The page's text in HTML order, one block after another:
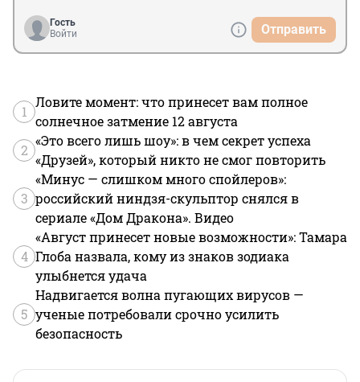
Гость
Войти
Отправить
1
Ловите момент: что принесет вам полное
солнечное затмение 12 августа
2
«Это всего лишь шоу»: в чем секрет успеха
«Друзей», который никто не смог повторить
3
«Минус — слишком много спойлеров»:
российский ниндзя-скульптор снялся в
сериале «Дом Дракона». Видео
4
«Август принесет новые возможности»: Тамара
Глоба назвала, кому из знаков зодиака
улыбнется удача
5
Надвигается волна пугающих вирусов —
ученые потребовали срочно усилить
безопасность